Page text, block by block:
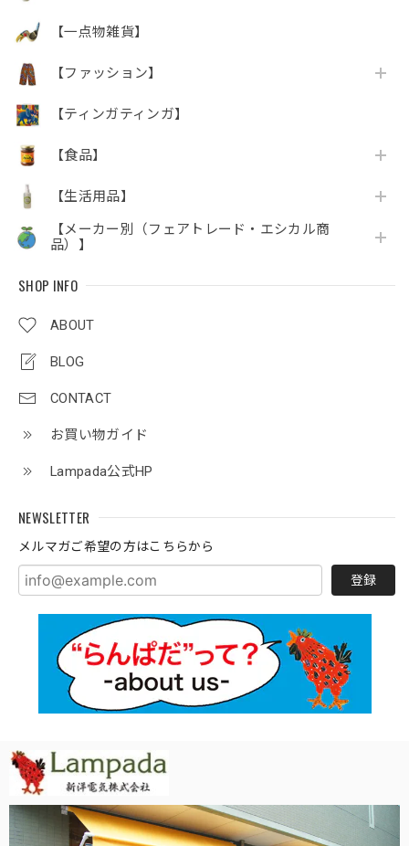
【一点物雑貨】
【ファッション】
【ティンガティンガ】
【食品】
【生活用品】
【メーカー別（フェアトレード・エシカル商
品）】
SHOP INFO
ABOUT
BLOG
CONTACT
お買い物ガイド
Lampada公式HP
NEWSLETTER
メルマガご希望の方はこちらから
登録